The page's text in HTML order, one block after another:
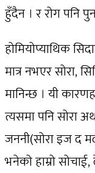
हुँदैन । र रोग पनि
होमियोप्याथिक
मात्र नभएर सोरा,
मानिन्छ । यी
त्यसमा पनि सोरा
जननी(सोरा इज द
भनेको हाम्रो